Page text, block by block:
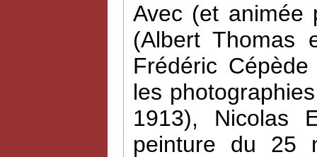
Avec (et animée
(Albert Thomas
Frédéric
les
1913), Nicolas
peinture du 25